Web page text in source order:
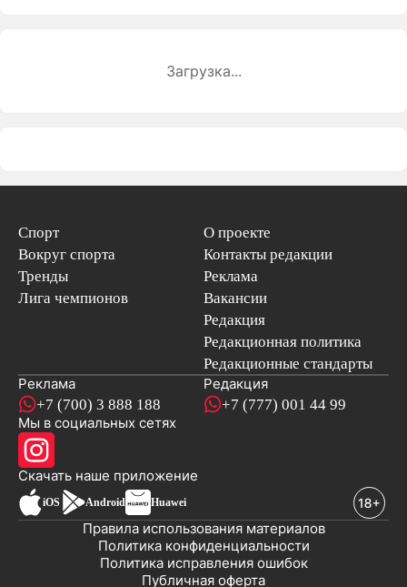
Загрузка...
Спорт
Вокруг спорта
Тренды
Лига чемпионов
О проекте
Контакты редакции
Реклама
Вакансии
Редакция
Редакционная политика
Редакционные стандарты
Реклама
+7 (700) 3 888 188
Редакция
+7 (777) 001 44 99
Мы в социальных сетях
Скачать наше приложениеновостей
iOS Android Huawei
Публичная оферта
Политика исправления ошибок
Политика конфиденциальности
Правила использования материалов